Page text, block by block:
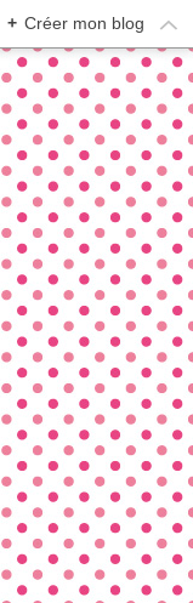
+ Créer mon blog